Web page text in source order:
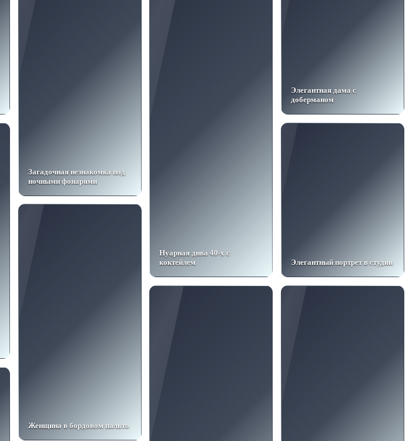
Загадочная незнакомка под
ночными фонарями
Нуарная дива 40-х с
коктейлем
Элегантная дама с
доберманом
Элегантный портрет в студии
Женщина в бордовом пальто